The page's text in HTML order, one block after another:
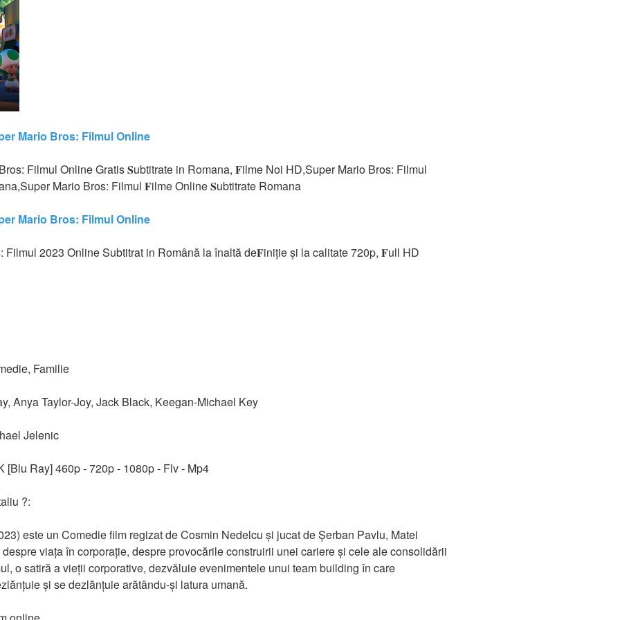
Mario Bros: Filmul Online
Filmul Online Gratis 𝐒ubtitrate in Romana, 𝐅ilme Noi HD,Super Mario Bros: Filmul
Mario Bros: Filmul 𝐅ilme Online 𝐒ubtitrate Romana
Mario Bros: Filmul Online
Filmul 2023 Online Subtitrat in Română la înaltă de𝐅iniție și la calitate 720p, 𝐅ull HD
Familie
Anya Taylor-Joy, Jack Black, Keegan-Michael Key
Jelenic
[Blu Ray] 460p - 720p - 1080p - Flv - Mp4
?:
este un Comedie film regizat de Cosmin Nedelcu și jucat de Șerban Pavlu, Matei
viața în corporație, despre provocările construirii unei cariere și cele ale consolidării
o satiră a vieții corporative, dezvăluie evenimentele unui team building în care
și se dezlănțuie arătându-și latura umană.